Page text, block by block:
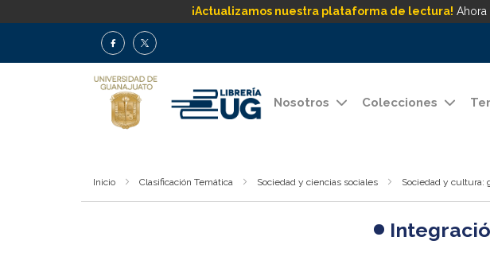
¡Actualizamos nuestra plataforma de lectura!
Nosotros Colecciones
Inicio Clasificación Temática Sociedad y ciencias sociales Sociedad y cultura: